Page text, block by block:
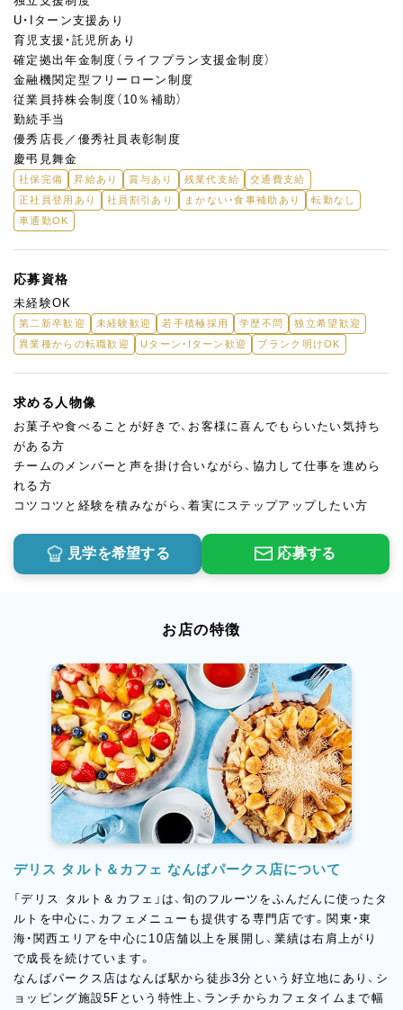
U・Iターン支援あり
育児支援・託児所あり
確定拠出年⾦制度（ライフプラン⽀援⾦制度）
⾦融機関定型フリーローン制度
従業員持株会制度（10％補助）
勤続⼿当
優秀店⻑／優秀社員表彰制度
慶弔⾒舞⾦
社保完備 昇給あり 賞与あり 残業代支給
交通費支給
正社員登用あり
社員割引あり まかない・食事補助あり
転勤なし
車通勤OK
応募資格
未経験OK
第二新卒歓迎 未経験歓迎 若手積極採用 学歴不問
独立希望歓迎
異業種からの転職歓迎
Uターン・Iターン歓迎 ブランク明けOK
求める人物像
お菓子や食べることが好きで、お客様に喜んでもらいたい気持ち
がある方
チームのメンバーと声を掛け合いながら、協力して仕事を進めら
れる方
コツコツと経験を積みながら、着実にステップアップしたい方
見学を希望する 応募する
お店の特徴
デリス タルト＆カフェ なんばパークス店について
「デリス タルト＆カフェ」は、旬のフルーツをふんだんに使ったタ
ルトを中心に、カフェメニューも提供する専門店です。関東・東
海・関西エリアを中心に10店舗以上を展開し、業績は右肩上がり
で成長を続けています。
なんばパークス店はなんば駅から徒歩3分という好立地にあり、シ
ョッピング施設5Fという特性上、ランチからカフェタイムまで幅